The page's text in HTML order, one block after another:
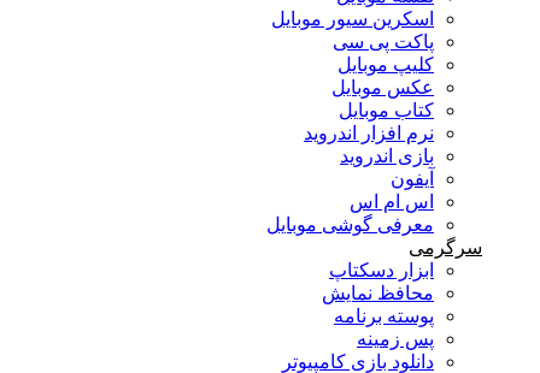
اسکرین سیور موبایل
پاکت پی سی
کلیپ موبایل
عکس موبایل
کتاب موبایل
نرم افزار اندروید
بازی اندروید
آیفون
اس ام اس
معرفی گوشی موبایل
سرگرمی
ابزار دسکتاپ
محافظ نمایش
پوسته برنامه
پس زمینه
دانلود بازی کامپیوتر